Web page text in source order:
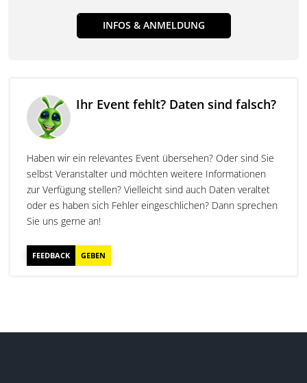
INFOS & ANMELDUNG
Ihr Event fehlt? Daten sind falsch?
Haben wir ein relevantes Event übersehen? Oder sind Sie
selbst Veranstalter und möchten weitere Informationen
zur Verfügung stellen? Vielleicht sind auch Daten veraltet
oder es haben sich Fehler eingeschlichen? Dann sprechen
Sie uns gerne an!
FEEDBACK GEBEN